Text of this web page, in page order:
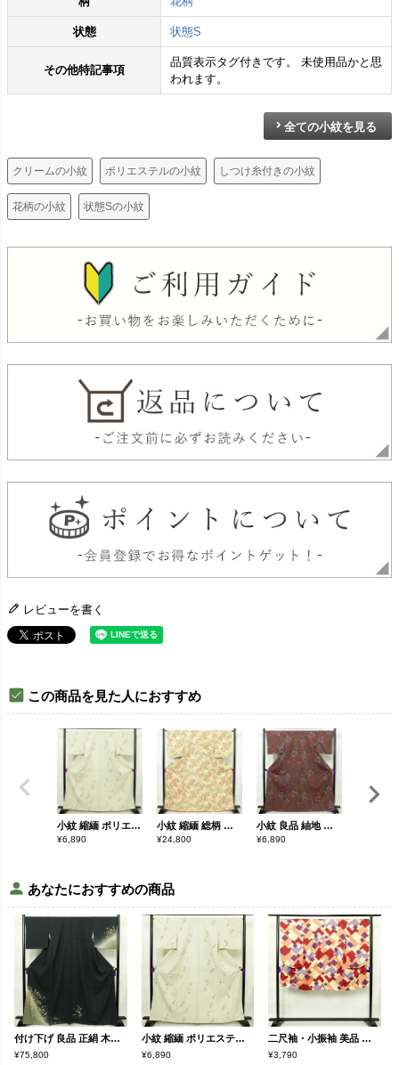
状態 状態S
その他特記事項
品質表示タグ付きです。 未使用品かと思
われます。
全ての小紋を見る
クリームの小紋 ポリエステルの小紋 しつけ糸付きの小紋
花柄の小紋 状態Sの小紋
レビューを書く
この商品を見た人におすすめ
小紋 縮緬 ポリエステル 木の葉・植物柄 袷仕立て 身丈164cm 裄丈66.5cm クリーム
¥6,890
小紋 縮緬 総柄 正絹 花柄 袷仕立て 身丈166cm 裄丈65.5cm 一部しつけ糸付き 着物 クリーム
¥24,800
小紋 良品 紬地 総柄 正絹 幾何学柄・抽象柄 袷仕立て 身丈166.5cm 裄丈68cm 着物 多色使い
¥6,890
あなたにおすすめの商品
付け下げ 良品 正絹 木の葉・植物柄 袷仕立て 身丈166cm 裄丈68.5cm リサイクル着物 着物 箔 金彩 入学式 卒業式 七五三 フォーマル 緑・うぐいす色
¥75,800
小紋 縮緬 ポリエステル 木の葉・植物柄 袷仕立て 身丈164cm 裄丈66.5cm クリーム
¥6,890
二尺袖・小振袖 美品 しつけ糸付き ポリエステル 幾何学柄・抽象柄 袷仕立て 身丈113cm 裄丈68.5cm クリーム
¥3,790